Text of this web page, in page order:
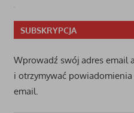
SUBSKRYPCJA
Wprowadź swój adres email
i otrzymywać
email.